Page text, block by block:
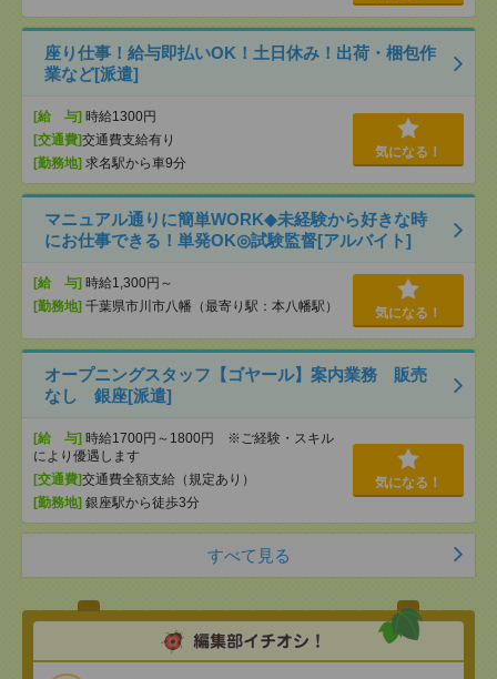
座り仕事！給与即払いOK！土日休み！出荷・梱包作
業など[派遣]
[給 与] 時給1300円
[交通費]交通費支給有り
[勤務地] 求名駅から車9分
気になる！
マニュアル通りに簡単WORK◆未経験から好きな時
にお仕事できる！単発OK◎試験監督[アルバイト]
[給 与] 時給1,300円～
[勤務地] 千葉県市川市八幡（最寄り駅：本八幡駅） 気になる！
オープニングスタッフ【ゴヤール】案内業務 販売
なし 銀座[派遣]
[給 与] 時給1700円～1800円 ※ご経験・スキル
により優遇します
[交通費]交通費全額支給（規定あり）
[勤務地] 銀座駅から徒歩3分
気になる！
すべて見る